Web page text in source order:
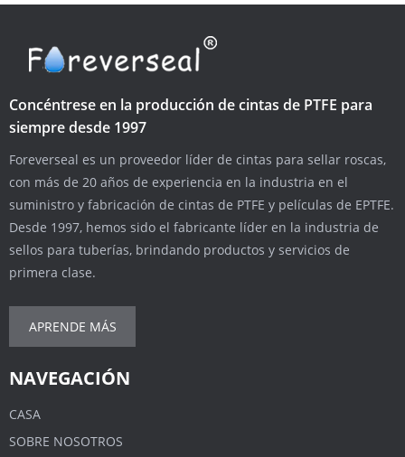
Concéntrese en la producción de cintas de PTFE para
siempre desde 1997
Foreverseal es un proveedor líder de cintas para sellar roscas,
con más de 20 años de experiencia en la industria en el
suministro y fabricación de cintas de PTFE y películas de EPTFE.
Desde 1997, hemos sido el fabricante líder en la industria de
sellos para tuberías, brindando productos y servicios de
primera clase.
APRENDE MÁS
NAVEGACIÓN
CASA
SOBRE NOSOTROS